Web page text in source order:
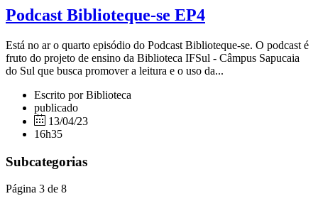
Podcast Biblioteque-se EP4
Está no ar o quarto episódio do Podcast Biblioteque-se. O podcast é
fruto do projeto de ensino da Biblioteca IFSul - Câmpus Sapucaia
do Sul que busca promover a leitura e o uso da...
Escrito por Biblioteca
publicado
13/04/23
16h35
Subcategorias
Página 3 de 8